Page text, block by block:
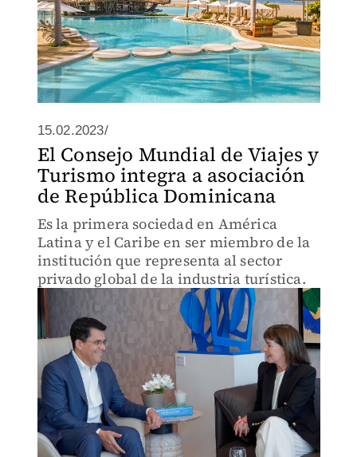
15.02.2023/
El Consejo Mundial de Viajes y
Turismo integra a asociación
de República Dominicana
Es la primera sociedad en América
Latina y el Caribe en ser miembro de la
institución que representa al sector
privado global de la industria turística.